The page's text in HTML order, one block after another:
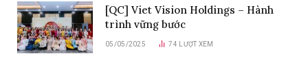
[QC] Viet Vision Holdings – Hành
trình vững bước
05/05/2025 74 LƯỢT XEM